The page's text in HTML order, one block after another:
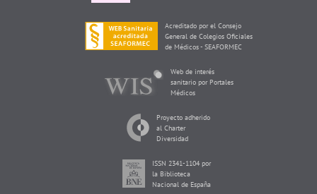
General de Colegios Oficiales
de Médicos - SEAFORMEC
sanitario por Portales
Médicos
al Charter
Diversidad
la Biblioteca
Nacional de España